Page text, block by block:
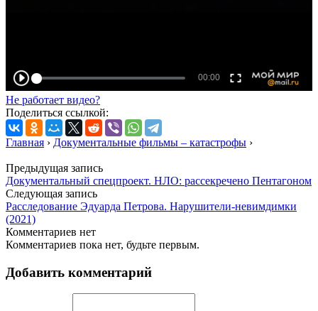
Не работает видео?
Поделиться ссылкой:
Главная › Документальные фильмы – катастрофы ›
Предыдущая запись
Документальный спецпроект. НЛО: рассекречено Пентагоном
Следующая запись
Расследование Эдуарда Петрова. Нарушители-невимдимки
(2021)
Комментариев нет
Комментариев пока нет, будьте первым.
Добавить комментарий